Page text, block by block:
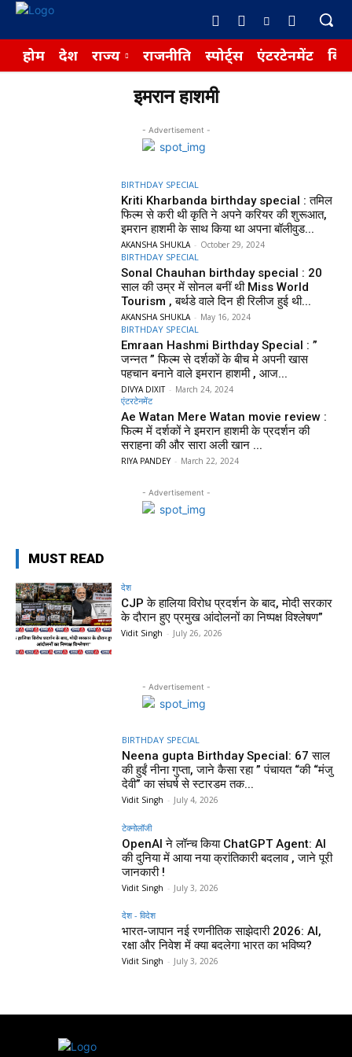
होम देश राज्य राजनीति स्पोर्ट्स एंटरटेनमेंट
इमरान हाशमी
- Advertisement -
BIRTHDAY SPECIAL
Kriti Kharbanda birthday special : तमिल
फिल्म से करी थी कृति ने अपने करियर की शुरूआत,
इमरान हाशमी के साथ किया था अपना बॉलीवुड...
AKANSHA SHUKLA - October 29, 2024
BIRTHDAY SPECIAL
Sonal Chauhan birthday special : 20
साल की उम्र में सोनल बनीं थी Miss World
Tourism , बर्थडे वाले दिन ही रिलीज हुई थी...
AKANSHA SHUKLA - May 16, 2024
BIRTHDAY SPECIAL
Emraan Hashmi Birthday Special : ”
जन्नत ” फिल्म से दर्शकों के बीच मे अपनी खास
पहचान बनाने वाले इमरान हाशमी , आज...
DIVYA DIXIT - March 24, 2024
एंटरटेनमेंट
Ae Watan Mere Watan movie review :
फिल्म में दर्शकों ने इमरान हाशमी के प्रदर्शन की
सराहना की और सारा अली खान ...
RIYA PANDEY - March 22, 2024
- Advertisement -
MUST READ
देश
CJP के हालिया विरोध प्रदर्शन के बाद, मोदी सरकार
के दौरान हुए प्रमुख आंदोलनों का निष्पक्ष विश्लेषण”
Vidit Singh - July 26, 2026
- Advertisement -
BIRTHDAY SPECIAL
Neena gupta Birthday Special: 67 साल
की हुईं नीना गुप्ता, जाने कैसा रहा ” पंचायत “की “मंजु
देवी” का संघर्ष से स्टारडम तक...
Vidit Singh - July 4, 2026
टेक्नोलॉजी
OpenAI ने लॉन्च किया ChatGPT Agent: AI
की दुनिया में आया नया क्रांतिकारी बदलाव , जाने पूरी
जानकारी !
Vidit Singh - July 3, 2026
देश - विदेश
भारत-जापान नई रणनीतिक साझेदारी 2026: AI,
रक्षा और निवेश में क्या बदलेगा भारत का भविष्य?
Vidit Singh - July 3, 2026